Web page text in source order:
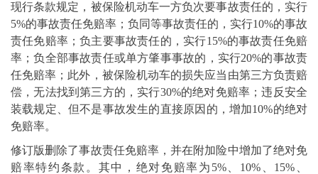
现行条款规定，被保险机动车一方负次要事故责任的，实行
5%的事故责任免赔率；负同等事故责任的，实行10%的事故
责任免赔率；负主要事故责任的，实行15%的事故责任免赔
率；负全部事故责任或单方肇事事故的，实行20%的事故责
任免赔率；此外，被保险机动车的损失应当由第三方负责赔
偿，无法找到第三方的，实行30%的绝对免赔率；违反安全
装载规定、但不是事故发生的直接原因的，增加10%的绝对
免赔率。
修订版删除了事故责任免赔率，并在附加险中增加了绝对免
赔率特约条款。其中，绝对免赔率为5%、10%、15%、